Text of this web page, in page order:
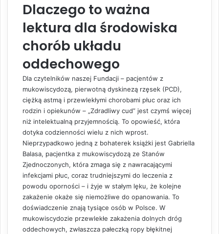
Dlaczego to ważna
lektura dla środowiska
chorób układu
oddechowego
Dla czytelników naszej Fundacji – pacjentów z
mukowiscydozą, pierwotną dyskinezą rzęsek (PCD),
ciężką astmą i przewlekłymi chorobami płuc oraz ich
rodzin i opiekunów – „Zdradliwy cud” jest czymś więcej
niż intelektualną przyjemnością. To opowieść, która
dotyka codzienności wielu z nich wprost.
Nieprzypadkowo jedną z bohaterek książki jest Gabriella
Balasa, pacjentka z mukowiscydozą ze Stanów
Zjednoczonych, która zmaga się z nawracającymi
infekcjami płuc, coraz trudniejszymi do leczenia z
powodu oporności – i żyje w stałym lęku, że kolejne
zakażenie okaże się niemożliwe do opanowania. To
doświadczenie znają tysiące osób w Polsce. W
mukowiscydozie przewlekłe zakażenia dolnych dróg
oddechowych, zwłaszcza pałeczką ropy błękitnej